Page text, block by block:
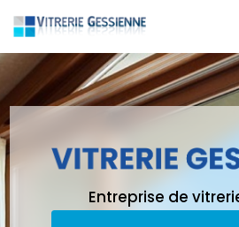
au
contenu
principal
Entreprise de